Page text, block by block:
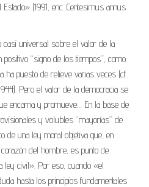
(1991, enc. Centesimus annus
universal sobre el valor de la
“signo de los tiempos”, como
ha puesto de relieve varias veces (cf.
Pero el valor de la democracia se
encarna y promueve… En la base de
y volubles “mayorías” de
de una ley moral objetiva que, en
del hombre, es punto de
ley civil». Por eso, cuando «el
hasta los principios fundamentales